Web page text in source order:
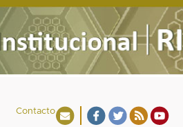
Contacto